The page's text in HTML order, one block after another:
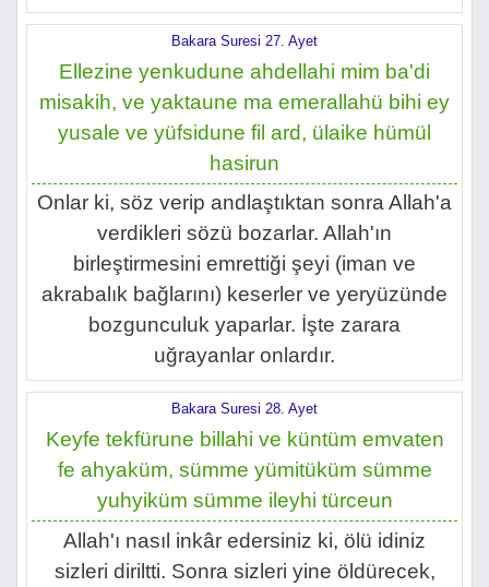
Bakara Suresi 27. Ayet
Ellezine yenkudune ahdellahi mim ba'di
misakih, ve yaktaune ma emerallahü bihi ey
yusale ve yüfsidune fil ard, ülaike hümül
hasirun
Onlar ki, söz verip andlaştıktan sonra Allah'a
verdikleri sözü bozarlar. Allah'ın
birleştirmesini emrettiği şeyi (iman ve
akrabalık bağlarını) keserler ve yeryüzünde
bozgunculuk yaparlar. İşte zarara
uğrayanlar onlardır.
Bakara Suresi 28. Ayet
Keyfe tekfürune billahi ve küntüm emvaten
fe ahyaküm, sümme yümitüküm sümme
yuhyiküm sümme ileyhi türceun
Allah'ı nasıl inkâr edersiniz ki, ölü idiniz
sizleri diriltti. Sonra sizleri yine öldürecek,